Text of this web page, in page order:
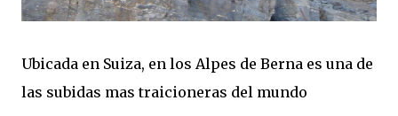
Ubicada en Suiza, en los Alpes de Berna es una de
las subidas mas traicioneras del mundo